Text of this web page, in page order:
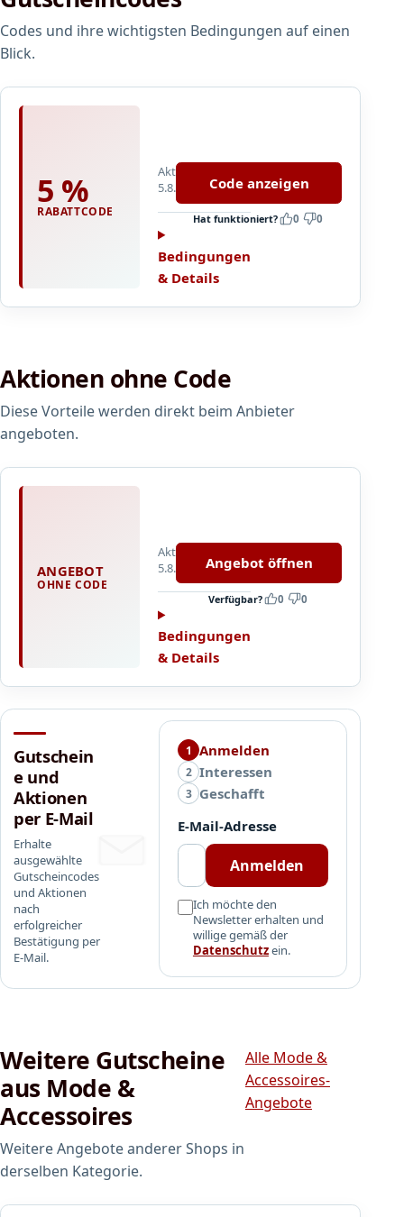
Codes und ihre wichtigsten Bedingungen auf einen
Blick.
5 %
RABATTCODE
u
f
a
l
l
e
r
u
k
t
Aktualisiert
5.8.2026
Bedingungen
& Details
Code anzeigen
Hat funktioniert? 0 0
Aktionen ohne Code
Diese Vorteile werden direkt beim Anbieter
angeboten.
ANGEBOT
OHNE CODE
t
a
g
e
p
a
t
s
i
n
g
ß
h
e
S
Aktualisiert
5.8.2026
Bedingungen
& Details
Angebot öffnen
Verfügbar? 0 0
Gutschein
e und
Aktionen
per E-Mail
Erhalte
ausgewählte
Gutscheincodes
und Aktionen
nach
erfolgreicher
Bestätigung per
E-Mail.
1 Anmelden
2 Interessen
3 Geschafft
E-Mail-Adresse
Anmelden
Ich möchte den
Newsletter erhalten und
willige gemäß der
Datenschutzein.
Weitere Gutscheine
aus Mode &
Accessoires
Weitere Angebote anderer Shops in
derselben Kategorie.
Alle Mode &
Accessoires-
Angebote